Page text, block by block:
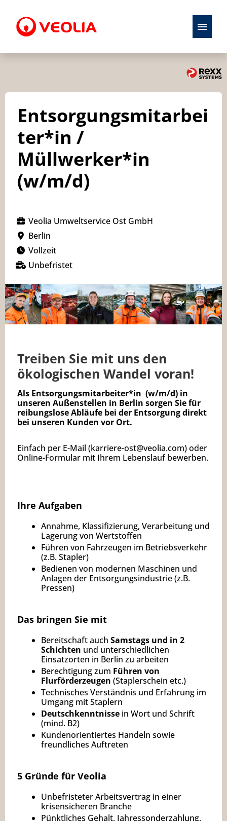
Initiativbewerbung
Karriere
Ausbildung
Entsorgungsmitarbei
ter*in /
Müllwerker*in
(w/m/d)
Veolia Umweltservice Ost GmbH
Berlin
Vollzeit
Unbefristet
Treiben Sie mit uns den
ökologischen Wandel voran!
Als Entsorgungsmitarbeiter*in (w/m/d) in
unseren Außenstellen in Berlin sorgen Sie für
reibungslose Abläufe bei der Entsorgung direkt
bei unseren Kunden vor Ort.
Einfach per E-Mail (karriere-ost@veolia.com) oder
Online-Formular mit Ihrem Lebenslauf bewerben.
Ihre Aufgaben
Annahme, Klassifizierung, Verarbeitung und
Lagerung von Wertstoffen
Führen von Fahrzeugen im Betriebsverkehr
(z.B. Stapler)
Bedienen von modernen Maschinen und
Anlagen der Entsorgungsindustrie (z.B.
Pressen)
Das bringen Sie mit
Bereitschaft auch Samstags und in 2
Schichten und unterschiedlichen
Einsatzorten in Berlin zu arbeiten
Berechtigung zum Führen von
Flurförderzeugen (Staplerschein etc.)
Technisches Verständnis und Erfahrung im
Umgang mit Staplern
Deutschkenntnisse in Wort und Schrift
(mind. B2)
Kundenorientiertes Handeln sowie
freundliches Auftreten
5 Gründe für Veolia
Unbefristeter Arbeitsvertrag in einer
krisensicheren Branche
Pünktliches Gehalt, Jahressonderzahlung,